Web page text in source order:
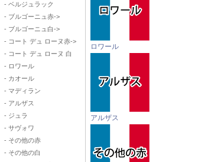
- ベルジュラック
- ブルゴーニュ赤->
- ブルゴーニュ白->
- コート デュ ローヌ赤->
- コート デュ ローヌ 白
- ロワール
- カオール
- マディラン
- アルザス
- ジュラ
- サヴォワ
- その他の赤
- その他の白
ロワール
アルザス